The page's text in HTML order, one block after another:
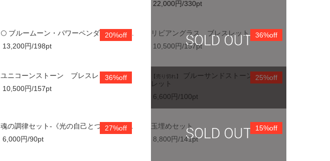
22,000円/330pt
20%off
🌕 ブルームーン・パワーペンダント 通常..
13,200円/198pt
36%off
リビアングラス ブレスレット
10,500円/157pt
36%off
ユニコーンストーン ブレスレット
10,500円/157pt
25%off
【売り切れ】
ブルーサンドストーン ブレス
レット
6,600円/100pt
27%off
魂の調律セット-《光の自己とつながる調..
6,000円/90pt
15%off
玉埋めセット
8,800円/141pt